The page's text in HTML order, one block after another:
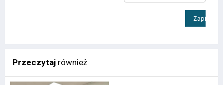
Zapisz
Przeczytaj również